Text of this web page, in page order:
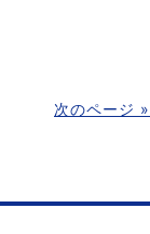
次のページ »